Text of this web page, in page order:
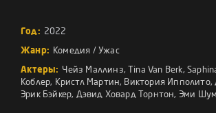
Год: 2022
Жанр: Комедия / Ужас
Актеры: Чейз Маллинз, Tina Van Berk,
Коблер, Кристл Мартин, Виктория Ипполито,
Эрик Бэйкер, Дэвид Ховард Торнтон, Эми